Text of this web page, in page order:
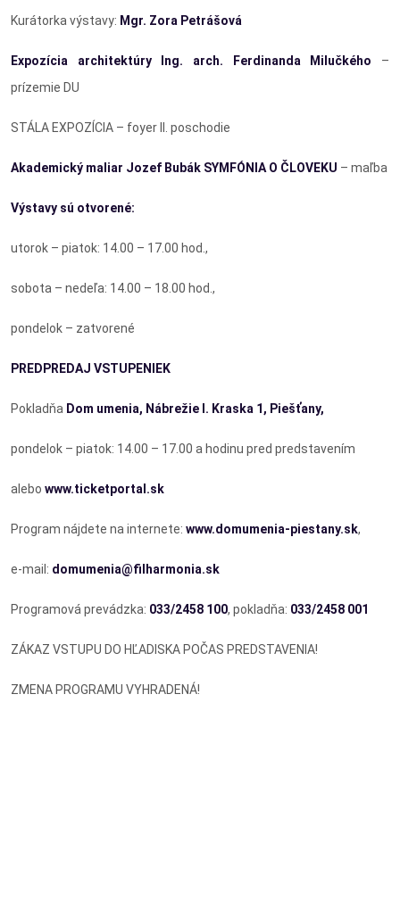
Kurátorka výstavy: Mgr. Zora Petrášová
Expozícia architektúry Ing. arch. Ferdinanda Milučkého
–
prízemie DU
STÁLA EXPOZÍCIA – foyer II. poschodie
Akademický maliar Jozef Bubák SYMFÓNIA O ČLOVEKU – maľba
Výstavy sú otvorené:
utorok – piatok: 14.00 – 17.00 hod.,
sobota – nedeľa: 14.00 – 18.00 hod.,
pondelok – zatvorené
PREDPREDAJ VSTUPENIEK
Pokladňa Dom umenia, Nábrežie I. Kraska 1, Piešťany,
pondelok – piatok: 14.00 – 17.00 a hodinu pred predstavením
alebo www.ticketportal.sk
Program nájdete na internete: www.domumenia-piestany.sk,
e-mail: domumenia@filharmonia.sk
Programová prevádzka: 033/2458 100, pokladňa: 033/2458 001
ZÁKAZ VSTUPU DO HĽADISKA POČAS PREDSTAVENIA!
ZMENA PROGRAMU VYHRADENÁ!